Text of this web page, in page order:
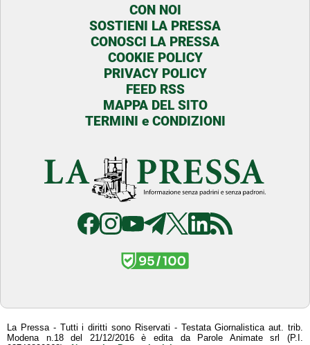
CON NOI
SOSTIENI LA PRESSA
CONOSCI LA PRESSA
COOKIE POLICY
PRIVACY POLICY
FEED RSS
MAPPA DEL SITO
TERMINI e CONDIZIONI
La Pressa - Tutti i diritti sono Riservati - Testata Giornalistica aut. trib.
Modena n.18 del 21/12/2016 è edita da Parole Animate srl (P.I.